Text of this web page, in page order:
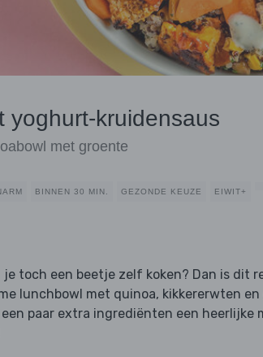
yoghurt-kruidensaus
met groente
BINNEN 30 MIN. GEZONDE KEUZE EIWIT+
toch een beetje zelf koken? Dan is dit
lunchbowl met quinoa, kikkererwten en
paar extra ingrediënten een heerlijke